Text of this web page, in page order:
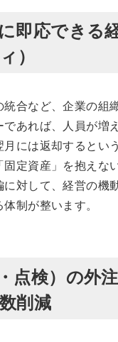
即応できる
）
合など、企業の組
あれば、人員が増
には返却するとい
定資産」を抱えな
対して、経営の機
制が整います。
点検）の外注
削減